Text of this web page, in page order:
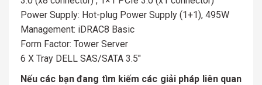
Power Supply: Hot-plug Power Supply (1+1), 495W
Management: iDRAC8 Basic
Form Factor: Tower Server
6 X Tray DELL SAS/SATA 3.5″
Nếu các bạn đang tìm kiếm các giải pháp liên quan